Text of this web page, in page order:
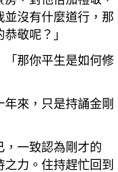
並沒有什麼道行，那
敬呢？」
「那你平生是如何修
來，只是持誦金剛
，一致認為剛才的
力。住持趕忙回到